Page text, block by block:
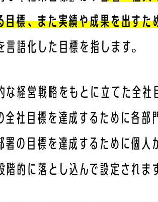
目標、また実績や成果を出すた
言語化した目標を指します。
な経営戦略をもとに立てた全社
全社目標を達成するために各部
署の目標を達成するために個人
的に落とし込んで設定されま